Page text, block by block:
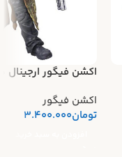
اکشن فیگور
اکشن فیگور
تومان3.400.000